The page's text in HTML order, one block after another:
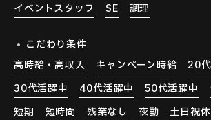
イベントスタッフ
SE 調理
こだわり条件
高時給・高収入
キャンペーン時給
20
30代活躍中
40代活躍中 50代活躍中
短期
短時間 残業なし 夜勤 土日祝